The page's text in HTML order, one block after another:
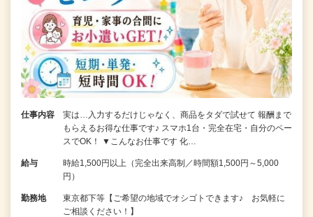
仕事内容
実は…入力するだけじゃなく、商品をタダで試せて 報酬まで
もらえるお得な仕事です♪ スマホ1台・完全在宅・自分のペー
スでOK！ ▼こんなお仕事です 化…
給与
時給1,500円以上（完全出来高制／時間額1,500円～5,000
円）
勤務地
東京都下等【ご希望の地域でオシゴトできます♪ お気軽に
ご相談ください！】